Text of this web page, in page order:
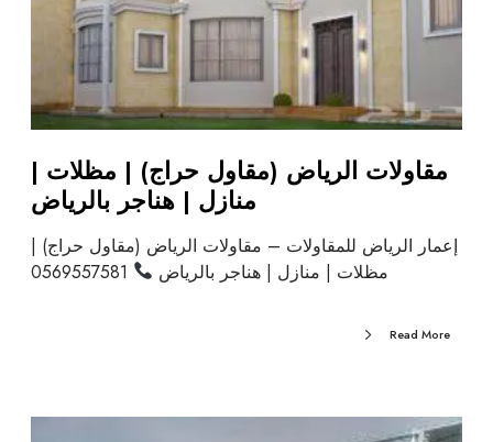
مقاولات الرياض (مقاول حراج) | مظلات |
منازل | هناجر بالرياض
إعمار الرياض للمقاولات – مقاولات الرياض (مقاول حراج) |
مظلات | منازل | هناجر بالرياض
Read More